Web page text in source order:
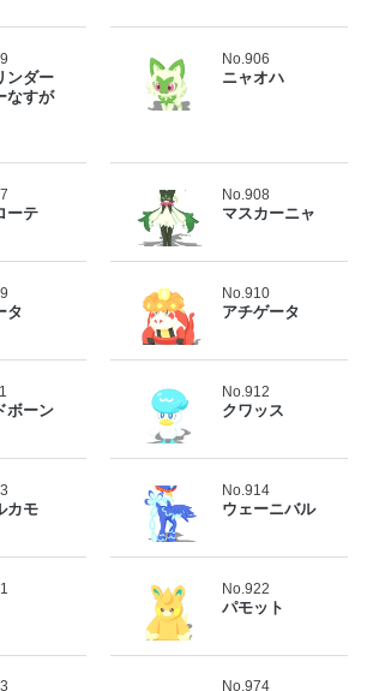
ンダー
なすが
No.906
ニャオハ
ーテ
No.908
マスカーニャ
タ
No.910
アチゲータ
ボーン
No.912
クワッス
カモ
No.914
ウェーニバル
No.922
パモット
No.974